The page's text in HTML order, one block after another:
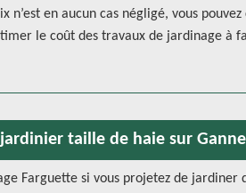
en aucun cas négligé, vous pouvez
le coût des travaux de jardinage à
taille de haie sur
Farguette si vous projetez de